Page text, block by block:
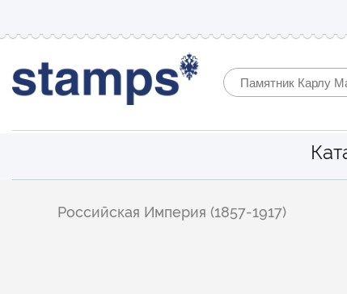
Российская Империя (1857-1917)